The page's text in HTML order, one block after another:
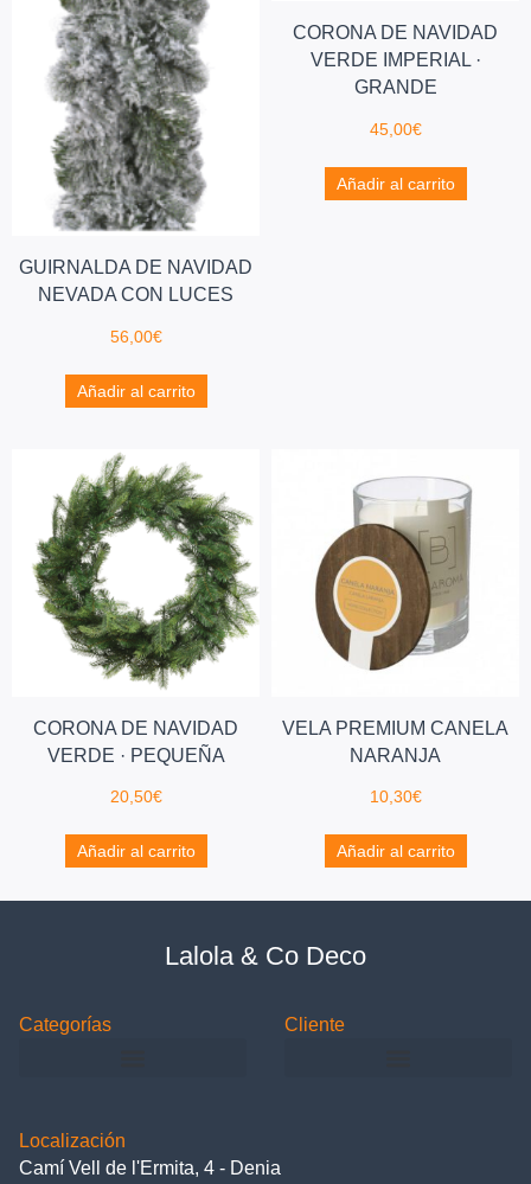
GUIRNALDA DE NAVIDAD
NEVADA CON LUCES
56,00€
Añadir al carrito
CORONA DE NAVIDAD
VERDE IMPERIAL ·
GRANDE
45,00€
Añadir al carrito
CORONA DE NAVIDAD
VERDE · PEQUEÑA
20,50€
Añadir al carrito
VELA PREMIUM CANELA
NARANJA
10,30€
Añadir al carrito
Lalola & Co Deco
Categorías Cliente
Localización
Camí Vell de l'Ermita, 4 - Denia